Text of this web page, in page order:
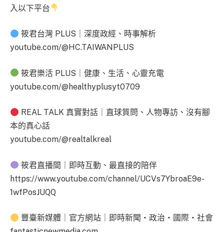
入以下平台
筱君台灣 PLUS｜深度政經、時事解析
youtube.com/@HC.TAIWANPLUS
筱君樂活 PLUS｜健康、生活、心靈充電
youtube.com/@healthyplusyt0709
REAL TALK 真實對話｜直球質問、人物專訪、沒有腳
本的真心話
youtube.com/@realtalkreal
筱君直播間｜即時互動、最直接的陪伴
https://www.youtube.com/channel/UCVs7YbroaE9e-
1wfPosJUQQ
豐臺新媒體｜官方網站｜即時新聞・政治・國際・社會